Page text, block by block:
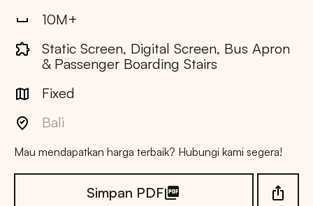
10M+
Static Screen, Digital Screen, Bus Apron
& Passenger Boarding Stairs
Fixed
Bali
Mau mendapatkan harga terbaik? Hubungi kami segera!
Simpan PDF